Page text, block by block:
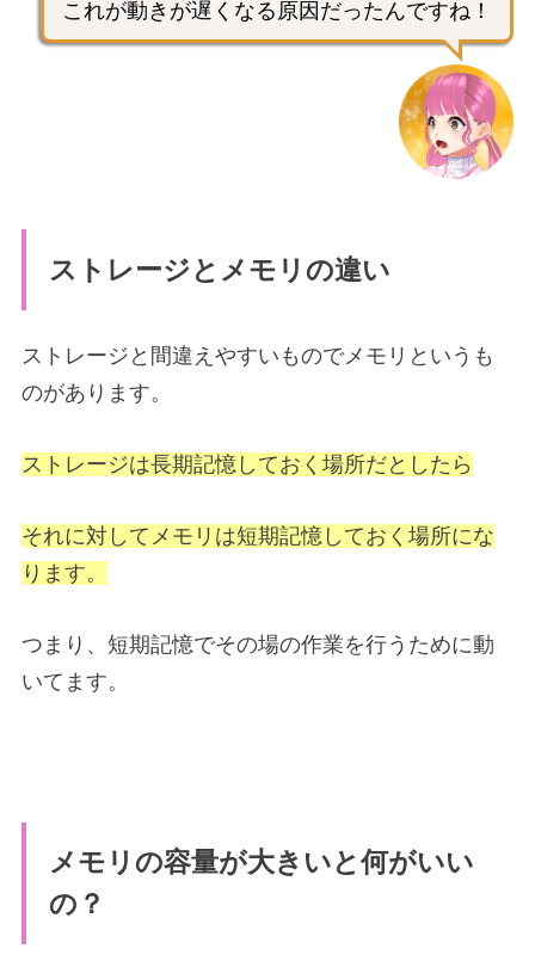
これが動きが遅くなる原因だったんですね！
ストレージとメモリの違い
ストレージと間違えやすいものでメモリというも
のがあります。
ストレージは長期記憶しておく場所だとしたら
それに対してメモリは短期記憶しておく場所にな
ります。
つまり、短期記憶でその場の作業を行うために動
いてます。
メモリの容量が大きいと何がいい
の？